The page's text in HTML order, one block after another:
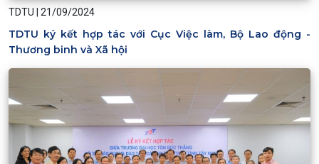
TDTU 21/09/2024
TDTU ký kết hợp tác với Cục Việc làm, Bộ Lao động -
Thương binh và Xã hội